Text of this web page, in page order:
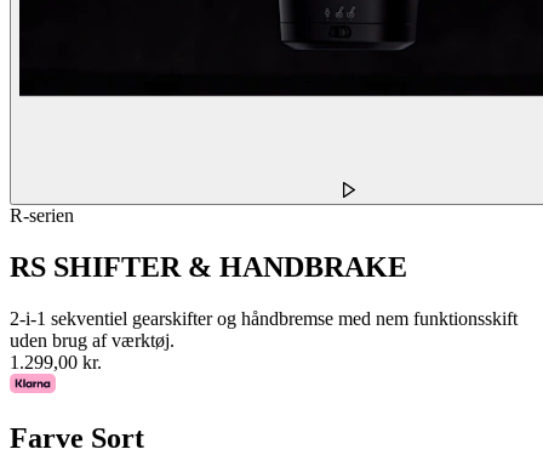
R-serien
RS SHIFTER & HANDBRAKE
2-i-1 sekventiel gearskifter og håndbremse med nem funktionsskift
uden brug af værktøj.
1.299,00 kr.
Farve Sort